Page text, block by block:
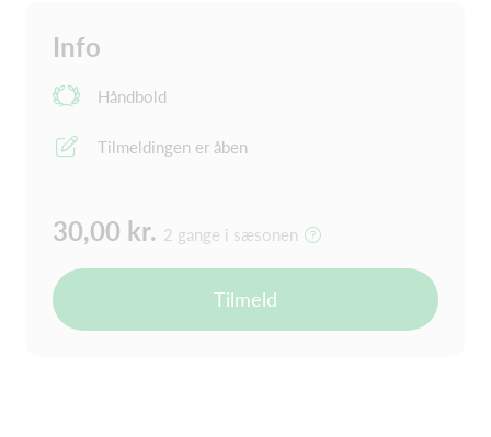
Info
Håndbold
Tilmeldingen er åben
30,00 kr. 2 gange i sæsonen
Tilmeld